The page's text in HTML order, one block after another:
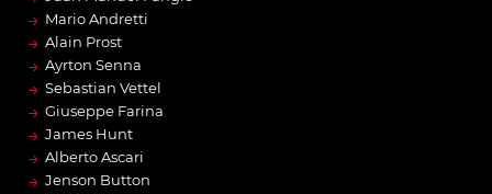
→ Mario Andretti
→ Alain Prost
→ Ayrton Senna
→ Sebastian Vettel
→ Giuseppe Farina
→ James Hunt
→ Alberto Ascari
→ Jenson Button